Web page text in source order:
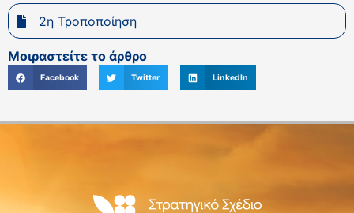
2η Τροποποίηση
Μοιραστείτε το άρθρο
Facebook Twitter LinkedIn